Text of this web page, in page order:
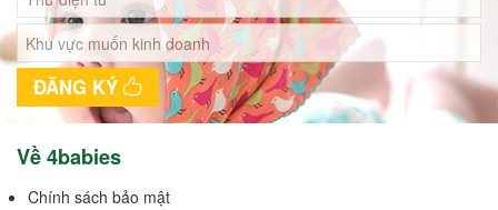
ĐĂNG KÝ
Về 4babies
Chính sách bảo mật